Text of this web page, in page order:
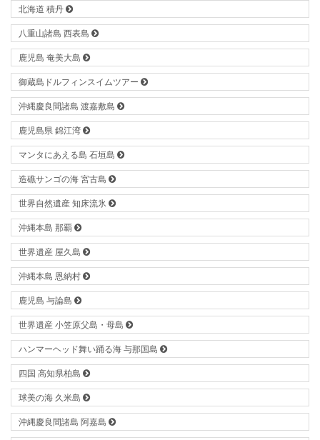
北海道 積丹
八重山諸島 西表島
鹿児島 奄美大島
御蔵島ドルフィンスイムツアー
沖縄慶良間諸島 渡嘉敷島
鹿児島県 錦江湾
マンタにあえる島 石垣島
造礁サンゴの海 宮古島
世界自然遺産 知床流氷
沖縄本島 那覇
世界遺産 屋久島
沖縄本島 恩納村
鹿児島 与論島
世界遺産 小笠原父島・母島
ハンマーヘッド舞い踊る海 与那国島
四国 高知県柏島
球美の海 久米島
沖縄慶良間諸島 阿嘉島